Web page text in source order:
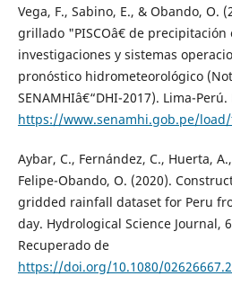
Vega, F., Sabino, E., & Obando, O.
grillado "PISCOâ€ de precipitación
investigaciones y sistemas
pronóstico hidrometeorológico
SENAMHIâ€“DHI-2017). Lima-
https://www.senamhi.gob.pe/
Aybar, C., Fernández, C., Huerta,
Felipe-Obando, O. (2020).
gridded rainfall dataset for Peru
day. Hydrological Science Journal,
Recuperado de
https://doi.org/10.1080/